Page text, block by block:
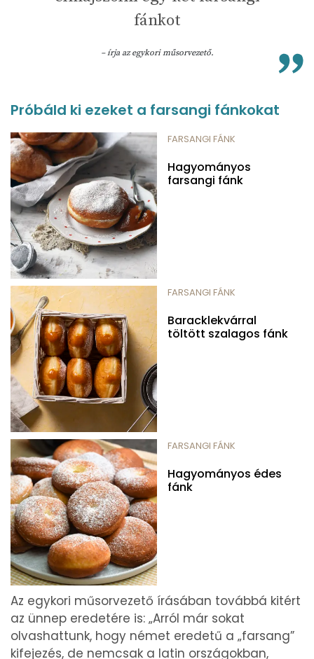
fánkot
– írja az egykori műsorvezető.
Próbáld ki ezeket a farsangi fánkokat
FARSANGI FÁNK
Hagyományos
farsangi fánk
FARSANGI FÁNK
Baracklekvárral
töltött szalagos fánk
FARSANGI FÁNK
Hagyományos édes
fánk
Az egykori műsorvezető írásában továbbá kitért
az ünnep eredetére is: „Arról már sokat
olvashattunk, hogy német eredetű a „farsang”
kifejezés, de nemcsak a latin országokban,